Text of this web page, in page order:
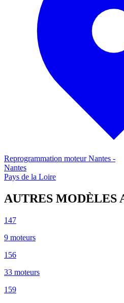
Reprogrammation moteurNantes -
Nantes
Pays de la Loire
AUTRES MODÈLES
147
9 moteurs
156
33 moteurs
159